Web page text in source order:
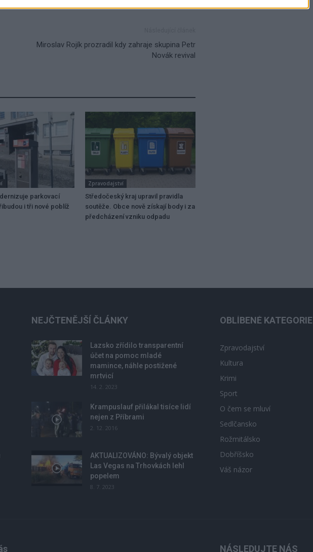
Miroslav Rojík prozradil kdy zahraje skupina Petr
Novák revival
parkovací
i tři nové poblíž
Zpravodajství
Středočeský kraj upravil pravidla
soutěže. Obce nově získají body i za
předcházení vzniku odpadu
NEJČTENĚJŠÍ ČLÁNKY
Lazsko zřídilo transparentní
účet na pomoc mladé
mamince, náhle postižené
mrtvicí
14. 2. 2023
Krampuslauf přilákal tisíce lidí
nejen z Příbrami
2. 12. 2016
AKTUALIZOVÁNO: Bývalý objekt
Las Vegas na Trhovkách lehl
popelem
8. 7. 2023
OBLÍBENÉ KATEGORIE
Zpravodajství
Kultura
Krimi
Sport
O čem se mluví
Sedlčansko
Rožmitálsko
Dobříšsko
Váš názor
NÁSLEDUJTE NÁS